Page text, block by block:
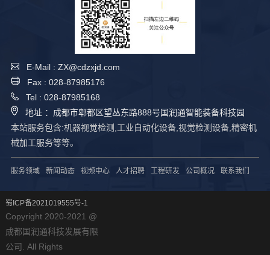
E-Mail : ZX@cdzxjd.com
Fax : 028-87985176
Tel : 028-87985168
地址 ：成都市郫都区望丛东路888号国润通智能装备科技园
本站服务包含:机器视觉检测,工业自动化设备,视觉检测设备,精密机
械加工服务等等。
服务领域 新闻动态 视频中心 人才招聘 工程研发 公司概况 联系我们
蜀ICP备2021019555号-1
Copyright 2020-2021 @
成都国润通科技发展有限
公司. All Rights